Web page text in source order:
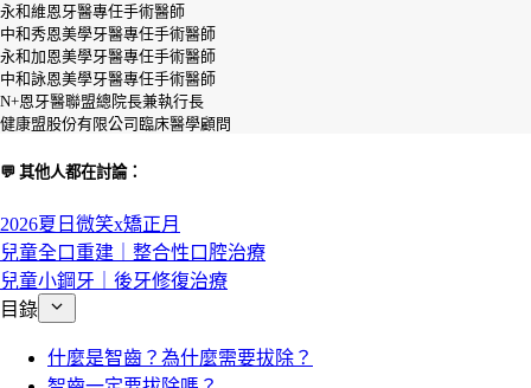
永和維恩牙醫專任手術醫師
中和秀恩美學牙醫專任手術醫師
永和加恩美學牙醫專任手術醫師
中和詠恩美學牙醫專任手術醫師
N+恩牙醫聯盟總院長兼執行長
健康盟股份有限公司臨床醫學顧問
💬 其他人都在討論：
2026夏日微笑x矯正月
兒童全口重建｜整合性口腔治療
兒童小鋼牙｜後牙修復治療
目錄
什麼是智齒？為什麼需要拔除？